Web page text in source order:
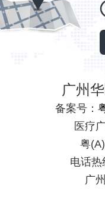
广州
备案号：
医疗
粤
电话
广